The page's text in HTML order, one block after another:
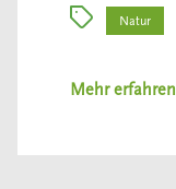
Natur
Mehr erfahren